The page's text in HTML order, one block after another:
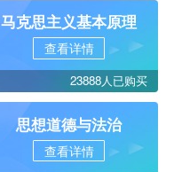
马克思主义基本原理
查看详情
23888人已购买
思想道德与法治
查看详情